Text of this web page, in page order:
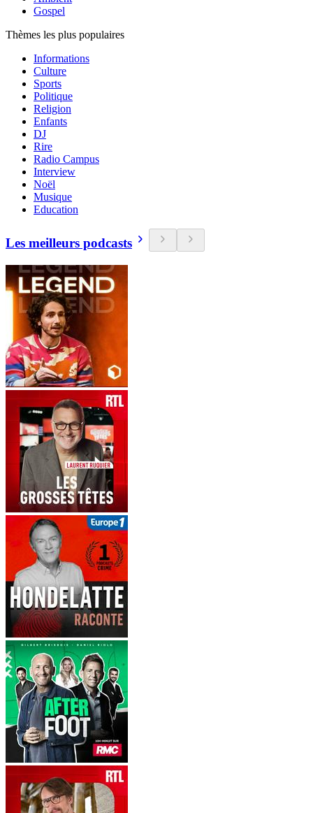
Gospel
Thèmes les plus populaires
Informations
Culture
Sports
Politique
Religion
Enfants
DJ
Rire
Radio Campus
Interview
Noël
Musique
Education
Les meilleurs podcasts